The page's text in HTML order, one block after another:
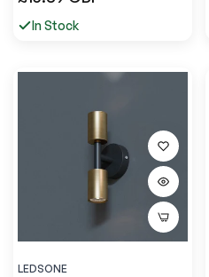
In Stock
LEDSONE